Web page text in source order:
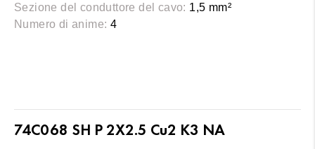
Sezione del conduttore del cavo: 1,5 mm²
Numero di anime: 4
74C068 SH P 2X2.5 Cu2 K3 NA